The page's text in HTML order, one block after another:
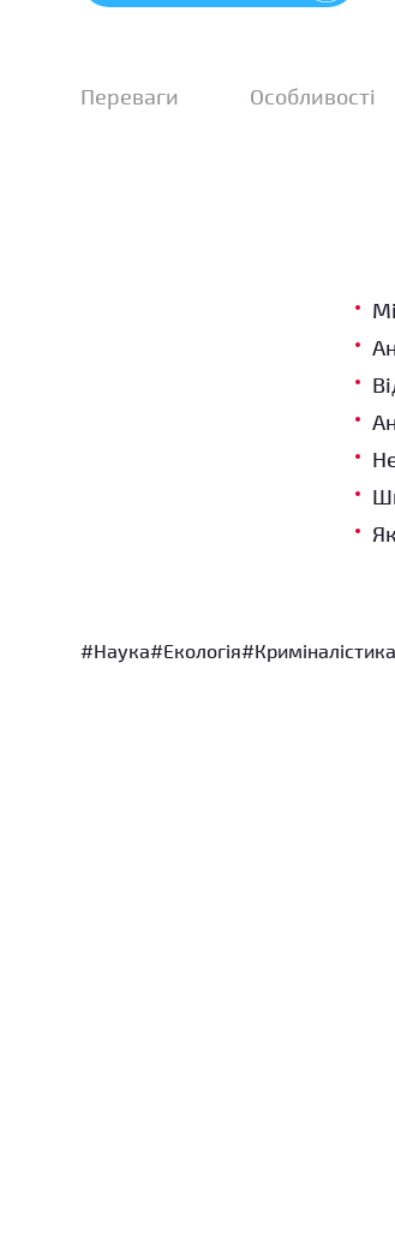
Переваги Особливості
#Наука#Екологія